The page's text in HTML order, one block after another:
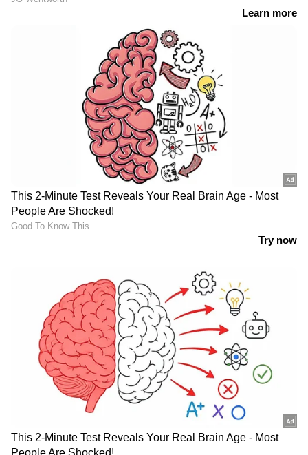
2) PB 750977
3) PC 359322
4) PD 358812